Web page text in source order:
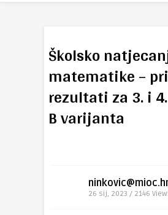
Školsko
matematike –
rezultati za 3. i
B varijanta
26 sij, 2023 / 2146